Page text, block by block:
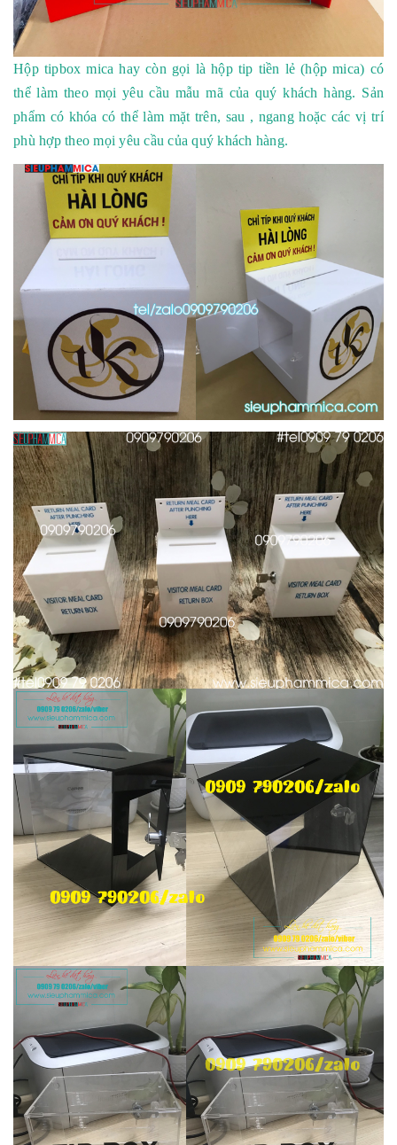
Hộp tipbox mica hay còn gọi là hộp tip tiền lẻ (hộp mica) có
thể làm theo mọi yêu cầu mẫu mã của quý khách hàng. Sản
phẩm có khóa có thể làm mặt trên, sau , ngang hoặc các vị trí
phù hợp theo mọi yêu cầu của quý khách hàng.